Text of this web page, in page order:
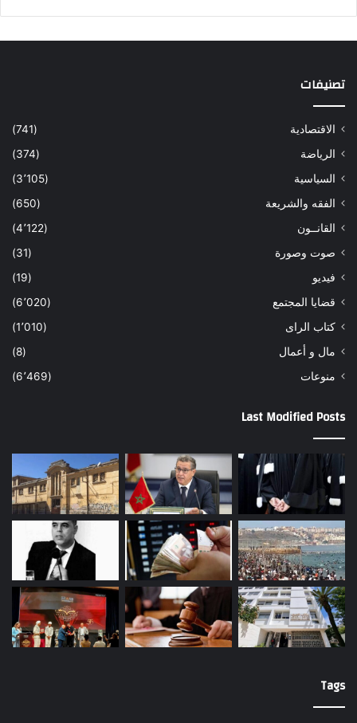
تصنيفات
الاقتصادية
(741)
الرياضة
(374)
السياسية
(3٬105)
الفقه والشريعة
(650)
القانــون
(4٬122)
صوت وصورة
(31)
فيديو
(19)
قضايا المجتمع
(6٬020)
كتاب الراى
(1٬010)
مال و أعمال
(8)
منوعات
(6٬469)
Last Modified Posts
Tags